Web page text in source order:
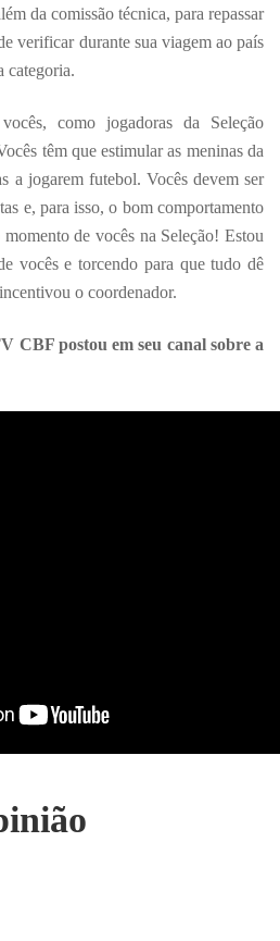
da comissão técnica, para repassar
verificar durante sua viagem ao país
categoria.
como jogadoras da Seleção
têm que estimular as meninas da
a jogarem futebol. Vocês devem ser
e, para isso, o bom comportamento
de vocês na Seleção! Estou
vocês e torcendo para que tudo dê
o coordenador.
CBF postou em seu canal sobre a